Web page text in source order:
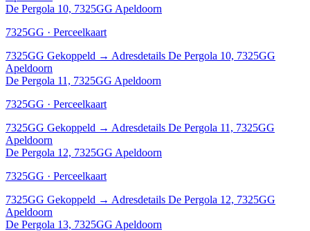
De Pergola 10, 7325GG Apeldoorn
7325GG · Perceelkaart
7325GG Gekoppeld → Adresdetails De Pergola 10, 7325GG
Apeldoorn
De Pergola 11, 7325GG Apeldoorn
7325GG · Perceelkaart
7325GG Gekoppeld → Adresdetails De Pergola 11, 7325GG
Apeldoorn
De Pergola 12, 7325GG Apeldoorn
7325GG · Perceelkaart
7325GG Gekoppeld → Adresdetails De Pergola 12, 7325GG
Apeldoorn
De Pergola 13, 7325GG Apeldoorn